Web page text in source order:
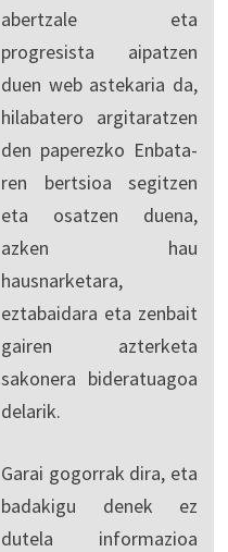
abertzale eta
progresista aipatzen
duen web astekaria da,
hilabatero argitaratzen
den paperezko Enbata-
ren bertsioa segitzen
eta osatzen duena,
azken hau
hausnarketara,
eztabaidara eta zenbait
gairen azterketa
sakonera bideratuagoa
delarik.
Garai gogorrak dira, eta
badakigu denek ez
dutela informazioa